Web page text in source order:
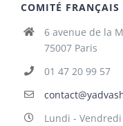
COMITÉ
6 avenue de la
75007 Paris
01 47 20 99 57
Lundi - Vendredi